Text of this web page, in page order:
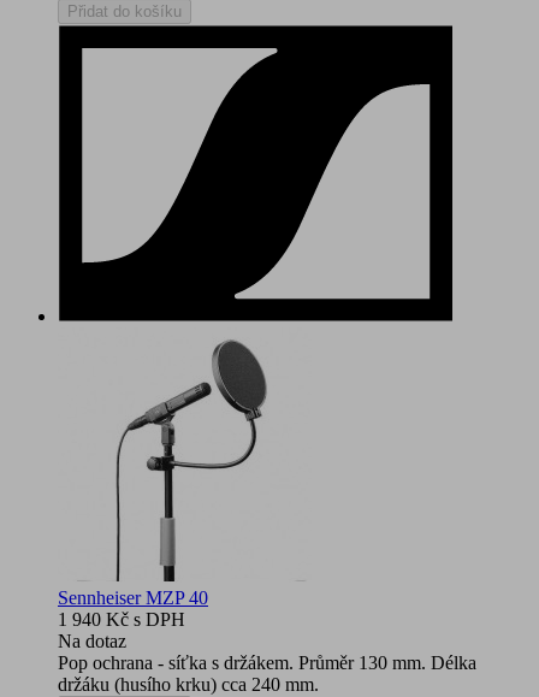
Přidat do košíku
Sennheiser MZP 40
1 940 Kč s DPH
Na dotaz
Pop ochrana - síťka s držákem. Průměr 130 mm. Délka
držáku (husího krku) cca 240 mm.